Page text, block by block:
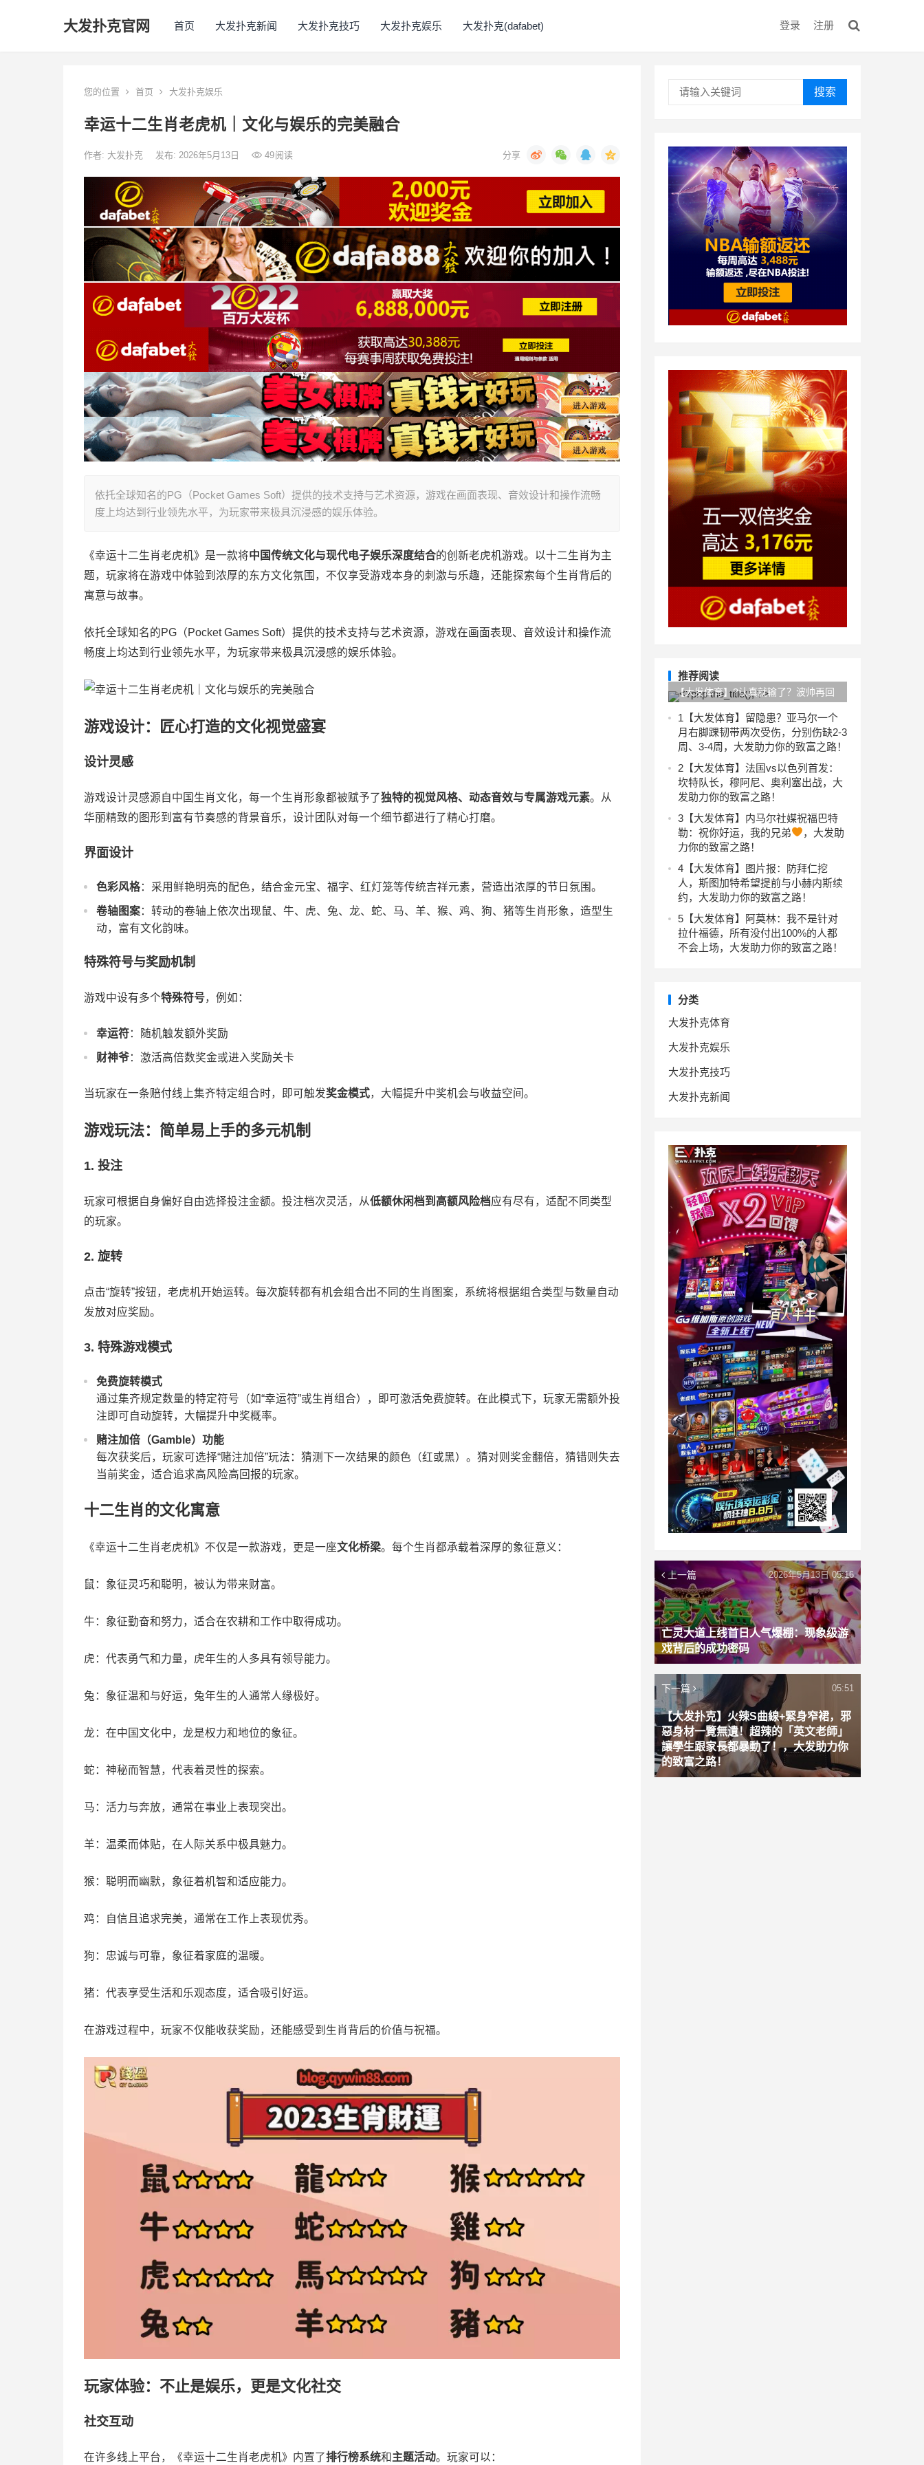
大发扑克官网 首页 大发扑克新闻 大发扑克技巧 大发扑克娱乐 大发扑克(dafabet) 登录 注册
您的位置 首页 大发扑克娱乐
幸运十二生肖老虎机｜文化与娱乐的完美融合
作者: 大发扑克 发布: 2026年5月13日 49阅读
依托全球知名的PG（Pocket Games Soft）提供的技术支持与艺术资源，游戏在画面表现、音效设计和操作流畅
度上均达到行业领先水平，为玩家带来极具沉浸感的娱乐体验。
《幸运十二生肖老虎机》是一款将中国传统文化与现代电子娱乐深度结合的创新老虎机游戏。以十二生肖为主
题，玩家将在游戏中体验到浓厚的东方文化氛围，不仅享受游戏本身的刺激与乐趣，还能探索每个生肖背后的
寓意与故事。
依托全球知名的PG（Pocket Games Soft）提供的技术支持与艺术资源，游戏在画面表现、音效设计和操作流
畅度上均达到行业领先水平，为玩家带来极具沉浸感的娱乐体验。
游戏设计：匠心打造的文化视觉盛宴
设计灵感
游戏设计灵感源自中国生肖文化，每一个生肖形象都被赋予了独特的视觉风格、动态音效与专属游戏元素。从
华丽精致的图形到富有节奏感的背景音乐，设计团队对每一个细节都进行了精心打磨。
界面设计
色彩风格：采用鲜艳明亮的配色，结合金元宝、福字、红灯笼等传统吉祥元素，营造出浓厚的节日氛围。
卷轴图案：转动的卷轴上依次出现鼠、牛、虎、兔、龙、蛇、马、羊、猴、鸡、狗、猪等生肖形象，造型生
动，富有文化韵味。
特殊符号与奖励机制
游戏中设有多个特殊符号，例如：
幸运符：随机触发额外奖励
财神爷：激活高倍数奖金或进入奖励关卡
当玩家在一条赔付线上集齐特定组合时，即可触发奖金模式，大幅提升中奖机会与收益空间。
游戏玩法：简单易上手的多元机制
1. 投注
玩家可根据自身偏好自由选择投注金额。投注档次灵活，从低额休闲档到高额风险档应有尽有，适配不同类型
的玩家。
2. 旋转
点击“旋转”按钮，老虎机开始运转。每次旋转都有机会组合出不同的生肖图案，系统将根据组合类型与数量自动
发放对应奖励。
3. 特殊游戏模式
免费旋转模式
通过集齐规定数量的特定符号（如“幸运符”或生肖组合），即可激活免费旋转。在此模式下，玩家无需额外投
注即可自动旋转，大幅提升中奖概率。
赌注加倍（Gamble）功能
每次获奖后，玩家可选择“赌注加倍”玩法：猜测下一次结果的颜色（红或黑）。猜对则奖金翻倍，猜错则失去
当前奖金，适合追求高风险高回报的玩家。
十二生肖的文化寓意
《幸运十二生肖老虎机》不仅是一款游戏，更是一座文化桥梁。每个生肖都承载着深厚的象征意义：
鼠：象征灵巧和聪明，被认为带来财富。
牛：象征勤奋和努力，适合在农耕和工作中取得成功。
虎：代表勇气和力量，虎年生的人多具有领导能力。
兔：象征温和与好运，兔年生的人通常人缘极好。
龙：在中国文化中，龙是权力和地位的象征。
蛇：神秘而智慧，代表着灵性的探索。
马：活力与奔放，通常在事业上表现突出。
羊：温柔而体贴，在人际关系中极具魅力。
猴：聪明而幽默，象征着机智和适应能力。
鸡：自信且追求完美，通常在工作上表现优秀。
狗：忠诚与可靠，象征着家庭的温暖。
猪：代表享受生活和乐观态度，适合吸引好运。
在游戏过程中，玩家不仅能收获奖励，还能感受到生肖背后的价值与祝福。
玩家体验：不止是娱乐，更是文化社交
社交互动
在许多线上平台，《幸运十二生肖老虎机》内置了排行榜系统和 主题活动。玩家可以：
搜索
推荐阅读
【大发体育】?认真就输了？波帅再回
应：赢球不是因内维尔批评，只关注他
几秒，大发助力你的致富之路！
1 【大发体育】留隐患？亚马尔一个
月右脚踝韧带两次受伤，分别伤缺2-3
周、3-4周，大发助力你的致富之路！
2 【大发体育】法国vs以色列首发：
坎特队长，穆阿尼、奥利塞出战，大
发助力你的致富之路！
3 【大发体育】内马尔社媒祝福巴特
勒：祝你好运，我的兄弟
，大发助
力你的致富之路！
4 【大发体育】图片报：防拜仁挖
人，斯图加特希望提前与小赫内斯续
约，大发助力你的致富之路！
5 【大发体育】阿莫林：我不是针对
拉什福德，所有没付出100%的人都
不会上场，大发助力你的致富之路！
分类
大发扑克体育
大发扑克娱乐
大发扑克技巧
大发扑克新闻
上一篇
亡灵大道上线首日人气爆棚：现象级游
戏背后的成功密码
2026年5月13日 05:16
下一篇
【大发扑克】火辣S曲線+緊身窄裙，邪
惡身材一覽無遺！超辣的「英文老師」
讓學生跟家長都暴動了！，大发助力你
的致富之路！
05:51